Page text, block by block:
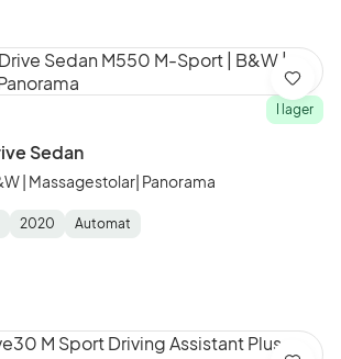
I lager
Sedan
| Massagestolar| Panorama
2020
Automat
Spara